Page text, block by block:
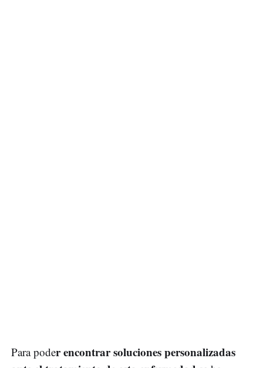
Para poder encontrar soluciones personalizadas